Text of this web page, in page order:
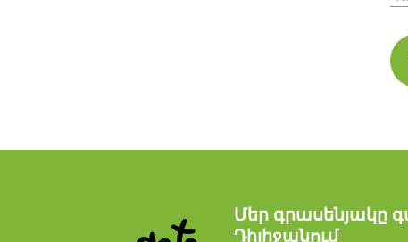
Մեր գրասենյակը
Դիլիջանում